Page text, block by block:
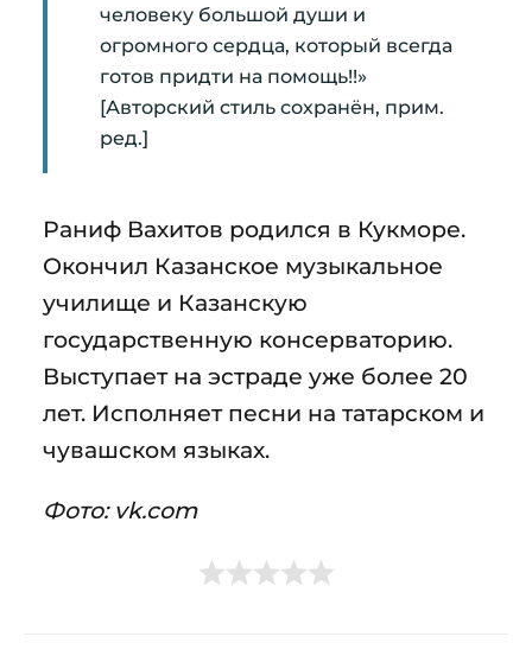
человеку большой души и
огромного сердца, который всегда
готов придти на помощь!!»
[Авторский стиль сохранён, прим.
ред.]
Раниф Вахитов родился в Кукморе.
Окончил Казанское музыкальное
училище и Казанскую
государственную консерваторию.
Выступает на эстраде уже более 20
лет. Исполняет песни на татарском и
чувашском языках.
Фото: vk.com